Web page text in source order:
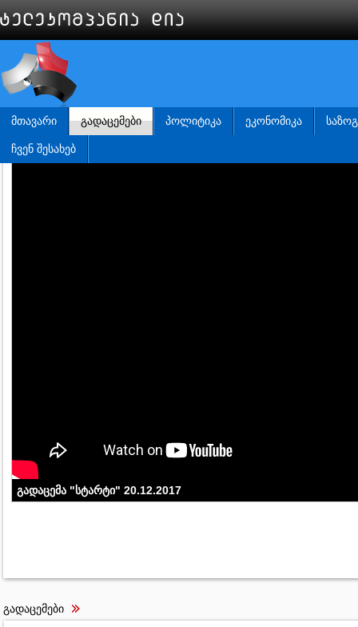
ᲛᲗᲐᲕᲐᲠᲘ ᲒᲐᲓᲐᲪᲔᲛᲔᲑᲘ ᲞᲝᲚᲘᲢᲘᲙᲐ ᲔᲙᲝᲜᲝᲛᲘᲙᲐ
ᲩᲕᲔᲜ ᲨᲔᲡᲐᲮᲔᲑ
გადაცემა "სტარტი" 20.12.2017
გადაცემები